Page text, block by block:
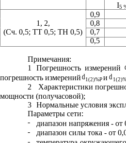
I5
0,9
1, 2,
0,8
(Сч. 0,5; ТТ 0,5; ТН 0,5)
0,7
0,5
Примечания:
1
Погрешность измерений
погрешность измерений d1(2)%Pи d
2
Характеристики
мощности (получасовой);
3
Нормальные условия
Параметры сети:
-
диапазон напряжения - от
-
диапазон силы тока - от
-